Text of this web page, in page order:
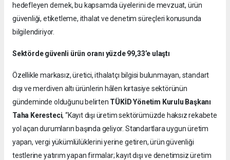
hedefleyen dernek, bu kapsamda üyelerini de mevzuat, ürün
güvenliği, etiketleme, ithalat ve denetim süreçleri konusunda
bilgilendiriyor.
Sektörde güvenli ürün oranı yüzde 99,33’e ulaştı
Özellikle markasız, üretici, ithalatçı bilgisi bulunmayan, standart
dışı ve merdiven altı ürünlerin hâlen kırtasiye sektörünün
gündeminde olduğunu belirten TÜKİD Yönetim Kurulu Başkanı
Taha Keresteci, “Kayıt dışı üretim sektörümüzde haksız rekabete
yol açan durumların başında geliyor. Standartlara uygun üretim
yapan, vergi yükümlülüklerini yerine getiren, ürün güvenliği
testlerine yatırım yapan firmalar; kayıt dışı ve denetimsiz üretim